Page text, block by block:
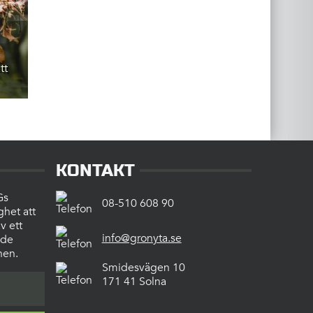
att
ett
KONTAKT
08-510 608 90
info@gronyta.se
Smidesvägen 10
171 41 Solna